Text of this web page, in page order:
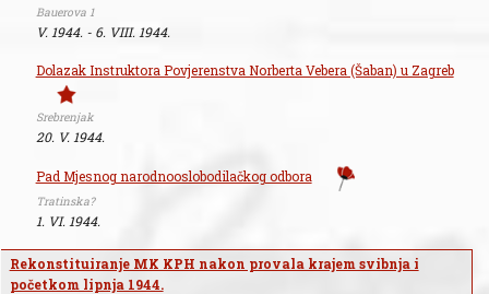
Bauerova 1
V. 1944. - 6. VIII. 1944.
Dolazak Instruktora Povjerenstva Norberta Vebera (Šaban) u Zagreb
Srebrenjak
20. V. 1944.
Pad Mjesnog narodnooslobodilačkog odbora
Tratinska?
1. VI. 1944.
Rekonstituiranje MK KPH nakon provala krajem svibnja i
početkom lipnja 1944.